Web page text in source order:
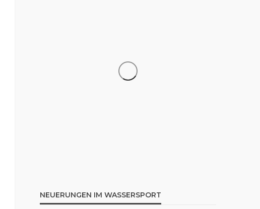
NEUERUNGEN IM WASSERSPORT